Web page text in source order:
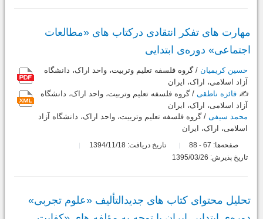
مهارت های تفکر انتقادی درکتاب های «مطالعات
اجتماعی» دوره‌ی ابتدایی
حسین کریمیان / گروه فلسفه تعلیم وتربیت، واحد اراک، دانشگاه
آزاد اسلامی، اراک، ایران
✍️ فائزه ناطقی / گروه فلسفه تعلیم وتربیت، واحد اراک، دانشگاه
آزاد اسلامی، اراک، ایران
محمد سیفی / گروه فلسفه تعلیم وتربیت، واحد اراک، دانشگاه آزاد
اسلامی، اراک، ایران
صفحه‌ها: 67
-
تاریخ دریافت: 1394/11/18
تاریخ پذیرش: 1395/03/26
تحلیل محتوای کتاب های جدیدالتألیف «علوم تجربی»